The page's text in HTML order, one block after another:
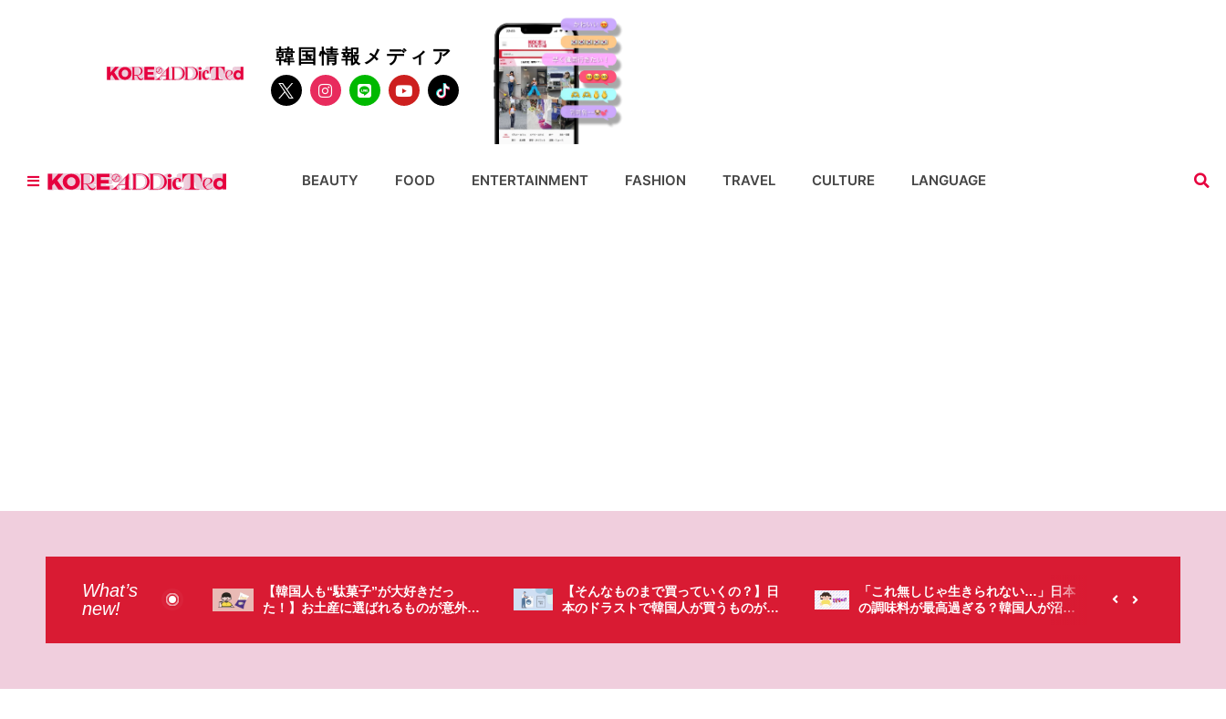
韓国情報メディア
BEAUTY FOOD ENTERTAINMENT FASHION TRAVEL CULTURE LANGUAGE
What’s
new!
も“駄菓子”が大好きだっ
土産に選ばれるものが意外過
【そんなものまで買っていくの？】日
本のドラストで韓国人が買うものがち
「これ無しじゃ生きられない…」日本
の調味料が最高過ぎる？韓国人が沼っ
【韓国にもあるのに…】なぜ日本のセ
ブンイレブンが韓国人に人気なの？